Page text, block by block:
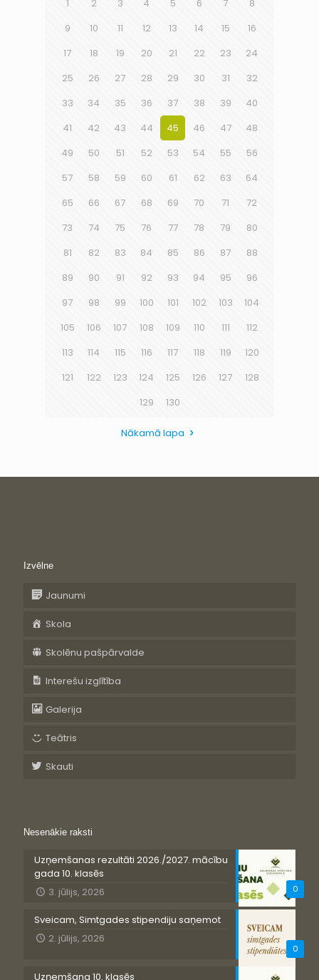
1 2 3 4 5 6 7
8
9
10 11 12 13 14 15
16
17
18 19 20 21 22 23
24
25
26 27 28 29 30 31
32
33
34 35 36 37 38 39
40
41
42 43 44 45 46 47
48
49
50 51 52 53 54 55
56
57
58 59 60 61 62 63
64
65
66 67 68 69 70 71
72
73
74 75 76 77 78 79
80
81
82 83 84 85 86 87
88
89
90 91 92 93 94 95
96
97
98 99 100 101 102 103
104
105
106 107 108 109 110 111
112
113
114 115 116 117 118 119
120
121
122 123 124 125 126 127
128
129
130
Nākamā lapa
Izvēlne
Jaunumi
Skola
Skolēnu pašpārvalde
Interešu izglītība
Galerija
Teātris
Skauti
Nesenākie raksti
0
Uzņemšanas rezultāti 2026./2027. mācību
gada 10. klasēs
3. jūlijs, 2026
0
Sveicam, Simtgades stipendiju saņemot
2. jūlijs, 2026
Uzņemšana 10. klasēs